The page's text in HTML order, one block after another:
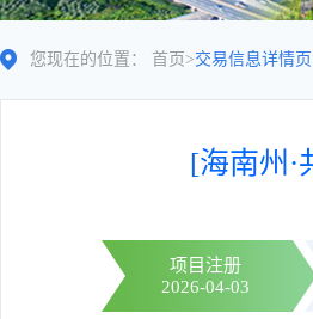
您现在的位置： 首页 >交易信息详情页
[海南州·
项目注册
2026-04-03